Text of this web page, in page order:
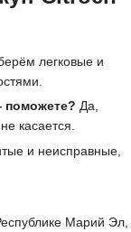
легковые и
поможете? Да,
касается.
и неисправные,
Марий Эл,